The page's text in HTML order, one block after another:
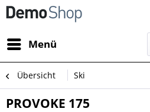
Menü
Übersicht Ski
PROVOKE 175